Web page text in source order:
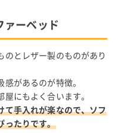
ァーベッド
のとレザー製のものがあり
があるのが特徴。
にもよく合います。
て手入れが楽なので、ソフ
ったりです。